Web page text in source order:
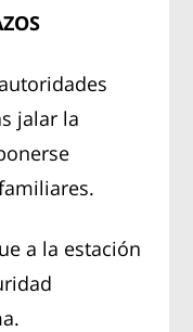
jalar la
a la estación